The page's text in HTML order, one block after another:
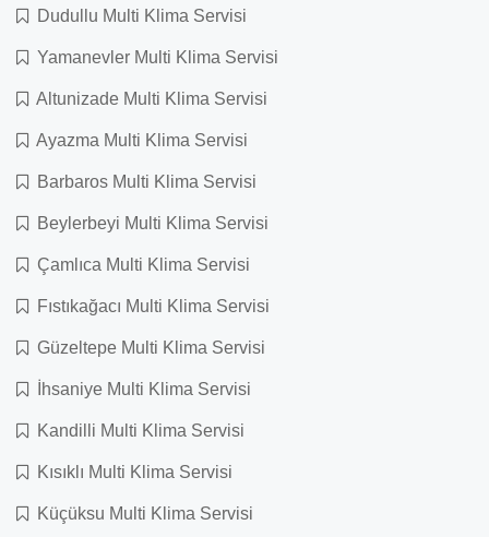
Dudullu Multi Klima Servisi
Yamanevler Multi Klima Servisi
Altunizade Multi Klima Servisi
Ayazma Multi Klima Servisi
Barbaros Multi Klima Servisi
Beylerbeyi Multi Klima Servisi
Çamlıca Multi Klima Servisi
Fıstıkağacı Multi Klima Servisi
Güzeltepe Multi Klima Servisi
İhsaniye Multi Klima Servisi
Kandilli Multi Klima Servisi
Kısıklı Multi Klima Servisi
Küçüksu Multi Klima Servisi